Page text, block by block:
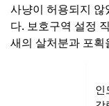
사냥이 허용되지 않
다. 보호구역 설정
새의 살처분과 포
인